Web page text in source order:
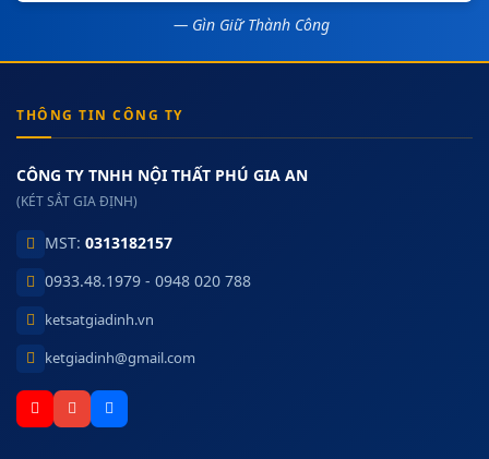
— Gìn Giữ Thành Công
THÔNG TIN CÔNG TY
CÔNG TY TNHH NỘI THẤT PHÚ GIA AN
(KÉT SẮT GIA ĐỊNH)
MST: 0313182157
0933.48.1979 - 0948 020 788
ketsatgiadinh.vn
ketgiadinh@gmail.com